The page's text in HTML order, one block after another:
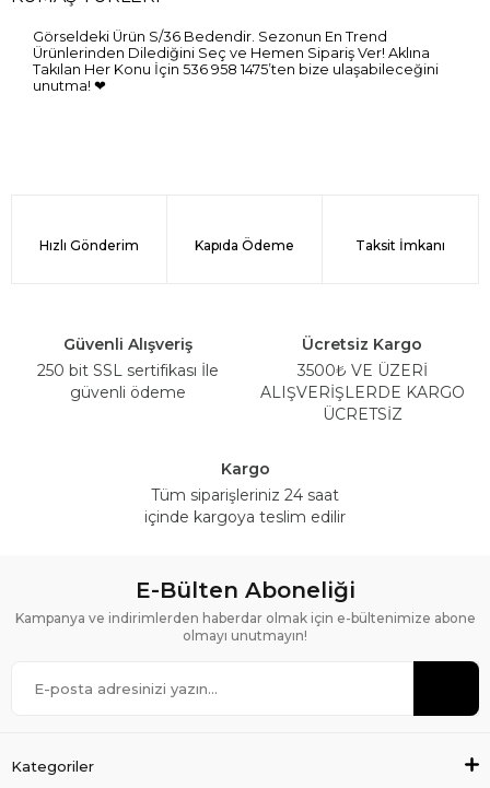
Görseldeki Ürün S/36 Bedendir. Sezonun En Trend
Ürünlerinden Dilediğini Seç ve Hemen Sipariş Ver! Aklına
Takılan Her Konu İçin 536 958 1475’ten bize ulaşabileceğini
unutma! ❤
Hızlı Gönderim Kapıda Ödeme Taksit İmkanı
Güvenli Alışveriş
250 bit SSL sertifikası İle
güvenli ödeme
Ücretsiz Kargo
3500₺ VE ÜZERİ
ALIŞVERİŞLERDE KARGO
ÜCRETSİZ
Kargo
Tüm siparişleriniz 24 saat
içinde kargoya teslim edilir
E-Bülten Aboneliği
Kampanya ve indirimlerden haberdar olmak için e-bültenimize abone
olmayı unutmayın!
Kategoriler